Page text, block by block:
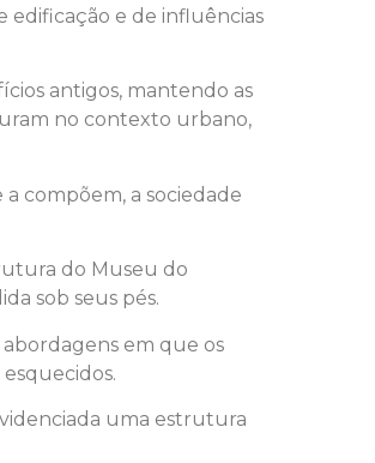
edificação e de influências
antigos, mantendo as
no contexto urbano,
compõem, a sociedade
do Museu do
sob seus pés.
em que os
uma estrutura